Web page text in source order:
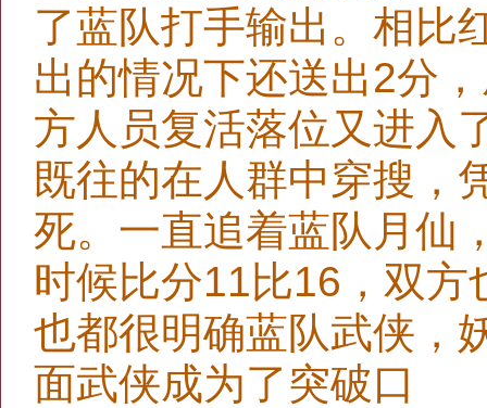
了蓝队打手输出。相比
出的情况下还送出2分
方人员复活落位又进入
既往的在人群中穿搜，
死。一直追着蓝队月仙
时候比分11比16，双
也都很明确蓝队武侠，
面武侠成为了突破口